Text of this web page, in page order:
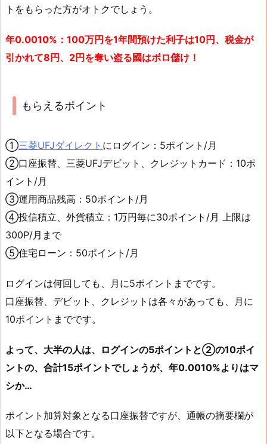
トをもらった方がオトクでしょう。
年0.0010%：100万円を1年間預けた利子は10円、税金が
引かれて8円、2円を奪い盗る國はボロ儲け！
もらえるポイント
①三菱UFJダイレクト にログイン：5ポイント/月
②口座振替、三菱UFJデビット、クレジットカード：10ポ
イント/月
③運用商品残高：50ポイント/月
④投信積立、外貨積立：1万円毎に30ポイント/月 上限は
300P/月まで
⑤住宅ローン：50ポイント/月
ログインは何回しても、月に5ポイントまでです。
口座振替、デビット、クレジットは各々があっても、月に
10ポイントまでです。
よって、大半の人は、ログインの5ポイントと②の10ポイ
ントの、合計15ポイントでしょうが、年0.0010%よりはマ
シか…
ポイント加算対象となる口座振替ですが、通帳の摘要欄が
以下となる場合です。